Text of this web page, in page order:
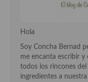
Cocina Azerí
Cocina de Egipto
Cocina de Tunez
Cocina Oriental
Hola
Soy Concha Bernad
me encanta escribir
todos los rincones
ingredientes a